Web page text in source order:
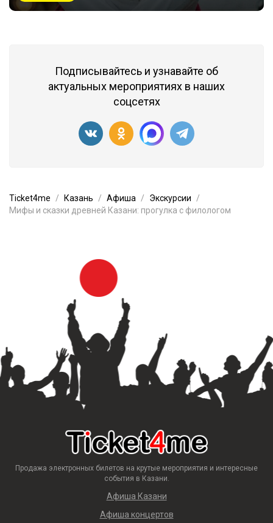
Подписывайтесь и узнавайте об
актуальных мероприятиях в наших
соцсетях
Ticket4me Казань Афиша
Экскурсии
Мифы и сказки древней Казани: прогулка с филологом
Продажа электронных билетов на крутые мероприятия и интересные
события в Казани.
Афиша Казани
Афиша концертов